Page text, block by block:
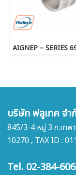
บริษัท ฟลูเทค จ
845/3-4 หมู่ 3 ถ.เทพ
10270 , TAX ID :
Tel. 02-384-